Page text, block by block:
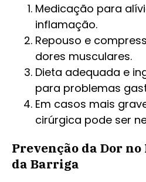
Medicação para
inflamação.
Repouso e
dores musculares.
Dieta adequada e
para problemas
Em casos mais
cirúrgica pode ser
Prevenção da Dor no
da Barriga